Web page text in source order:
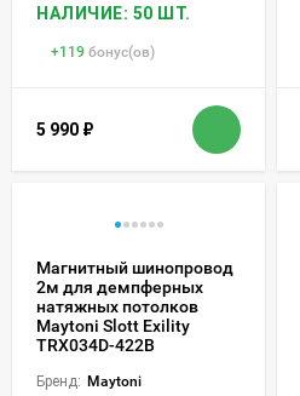
НАЛИЧИЕ: 50 ШТ.
+119 бонус(ов)
5 990 ₽
Магнитный шинопровод
2м для демпферных
натяжных потолков
Maytoni Slott Exility
TRX034D-422B
Бренд: Maytoni